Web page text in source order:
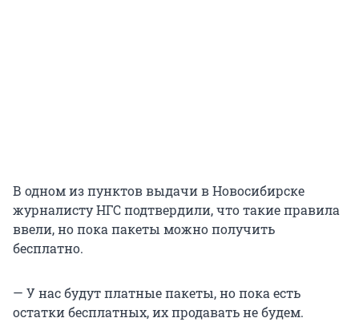
В одном из пунктов выдачи в Новосибирске
журналисту НГС подтвердили, что такие правила
ввели, но пока пакеты можно получить
бесплатно.
— У нас будут платные пакеты, но пока есть
остатки бесплатных, их продавать не будем.